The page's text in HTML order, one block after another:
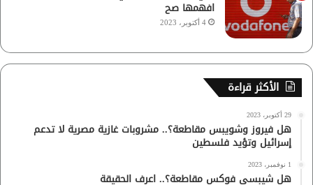
افهمها صح
4 أكتوبر، 2023
الأكثر قراءة
29 أكتوبر، 2023
هل فيروز وشويبس مقاطعة؟.. مشروبات غازية مصرية لا تدعم
إسرائيل وتؤيد فلسطين
1 نوفمبر، 2023
هل شيبسي فوكس مقاطعة؟.. اعرف الحقيقة